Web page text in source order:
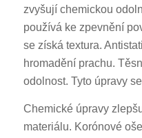
zvyšují chemickou
používá ke zpevnění
se získá textura.
hromadění prachu.
odolnost. Tyto úpravy
Chemické úpravy
materiálu. Korónové